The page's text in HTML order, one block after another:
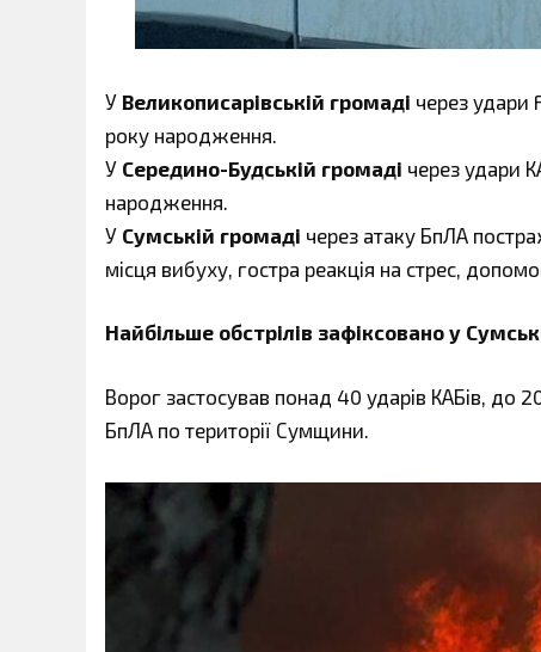
У Великописарівській громаді через удари
року народження.
У Середино-Будській громаді через удари
народження.
У Сумській громаді через атаку БпЛА
місця вибуху, гостра реакція на стрес,
Найбільше обстрілів зафіксовано у
Ворог застосував понад 40 ударів КАБів, до
БпЛА по території Сумщини.